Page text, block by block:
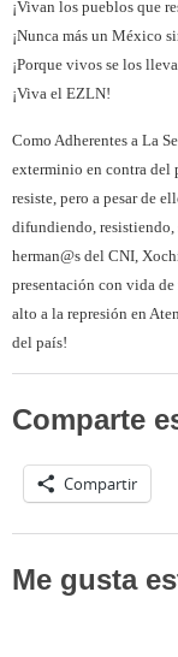
¡Vivan los pueblos que
¡Nunca más un México
¡Porque vivos se los
¡Viva el EZLN!
Como Adherentes a La
exterminio en contra del
resiste, pero a pesar de
difundiendo,
herman@s del CNI,
presentación con vida
alto a la represión en
del país!
Comparte
Compartir
Me gusta